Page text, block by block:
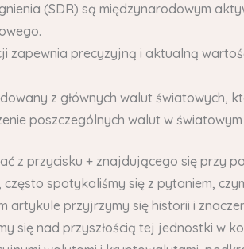
(SDR) są międzynarodowym
zapewnia precyzyjną i aktualną
z głównych walut światowych,
poszczególnych walut w
z przycisku + znajdującego się przy
spotykaliśmy się z pytaniem,
artykule przyjrzymy się historii i
się nad przyszłością tej jednostki w